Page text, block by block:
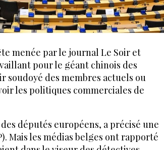
menée par le journal Le Soir et
pour le géant chinois des
des membres actuels ou
les politiques commerciales de
députés européens, a précisé une
Mais les médias belges ont rapporté